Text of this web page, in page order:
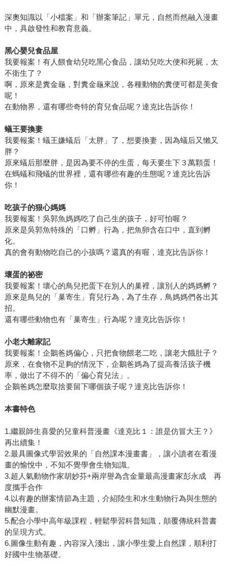
深奧知識以「小檔案」和「辦案筆記」單元，自然而然融入漫畫
中，具啟發性和教育意義。
黑心嬰兒食品屋
我要報案！有人餵食幼兒吃黑心食品，讓幼兒吃大便和死屍，太
不衛生了？
啊，原來是糞金龜，對糞金龜來說，各種動物的糞便可都是美食
呢！
在動物界，還有哪些奇特的育兒食品呢？達克比告訴你！
蟻王要換妻
我要報案！蟻王嫌蟻后「太胖」了，想要換妻，因為蟻后又懶又
胖？
原來蟻后那麼胖，是因為要不停的生蛋，每天要生下３萬顆蛋！
在螞蟻和飛蟻的世界裡，還有哪些有趣的生態呢？達克比告訴
你！
吃孩子的狠心媽媽
我要報案！吳郭魚媽媽吃了自己生的孩子，好可怕喔？
原來是吳郭魚特殊的「口孵」行為，把魚卵含在口中，直到孵
化。
真的會有動物吃自己的小孩嗎？還真的有喔，達克比告訴你！
壞蛋的祕密
我要報案！壞心的鳥兒把蛋下在別人的巢裡，讓別人的媽媽孵？
原來是鳥兒的「巢寄生」育兒行為，為了生存，鳥媽媽們各出其
招。
還有哪些動物也有「巢寄生」行為呢？達克比告訴你！
小老大離家記
我要報案！企鵝爸媽偏心，只把食物餵老二吃，讓老大餓肚子？
原來，在食物不足夠的情況下，企鵝爸媽為了提高養活孩子機
率，做出了不得不的「偏心育兒法」。
企鵝爸媽怎麼取捨要留下哪個孩子呢？達克比告訴你！
本書特色
1.繼親師生喜愛的兒童科普漫畫《達克比１：誰是仿冒大王？》
再出續集！
2.最具圖像式學習效果的「自然課本漫畫書」，讓小讀者在看漫
畫的愉悅中，不知不覺學會生物知識。
3.超人氣動物作家胡妙芬+兩岸譽為含金量最高漫畫家彭永成 再
度攜手合作
4.以有趣的辦案情節為主題，介紹陸生和水生動物行為與生態的
幽默漫畫。
5.配合小學中高年級課程，輕鬆學習科普知識，顛覆傳統科普書
的呈現方式。
6.圖像生動有趣，內容深入淺出，讓小學生愛上自然課，順利打
好國中生物基礎。